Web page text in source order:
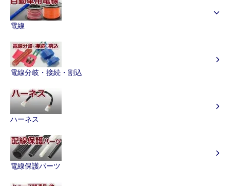
電線
電線分岐・接続・割込
ハーネス
電線保護パーツ